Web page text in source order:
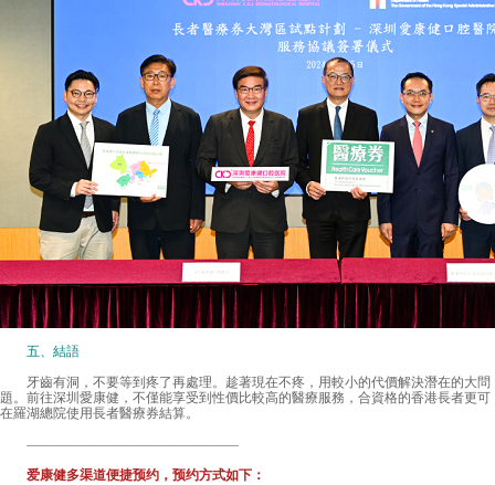
五、結語
牙齒有洞，不要等到疼了再處理。趁著現在不疼，用較小的代價解決潛在的大問
題。前往深圳愛康健，不僅能享受到性價比較高的醫療服務，合資格的香港長者更可
在羅湖總院使用長者醫療券結算。
————————————————
爱康健多渠道便捷预约，预约方式如下：